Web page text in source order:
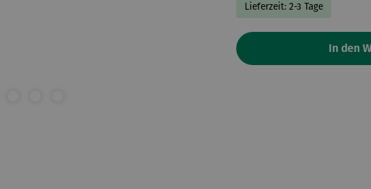
Lieferzeit: 2-3 Tage
In den